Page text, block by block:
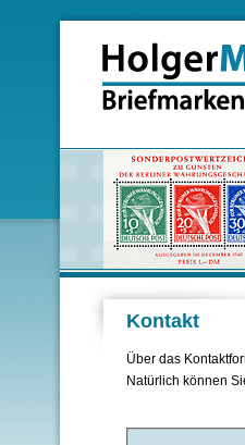
Kontakt
Über das
Natürlich können